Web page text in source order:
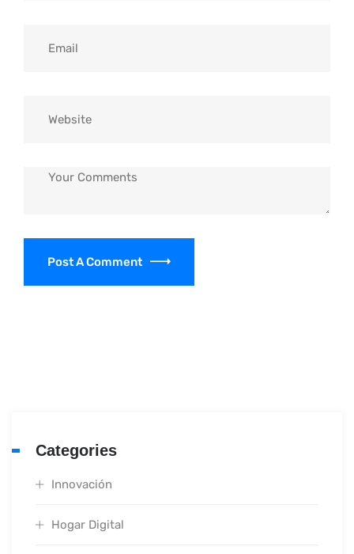
Post A Comment
Categories
Innovación
Hogar Digital